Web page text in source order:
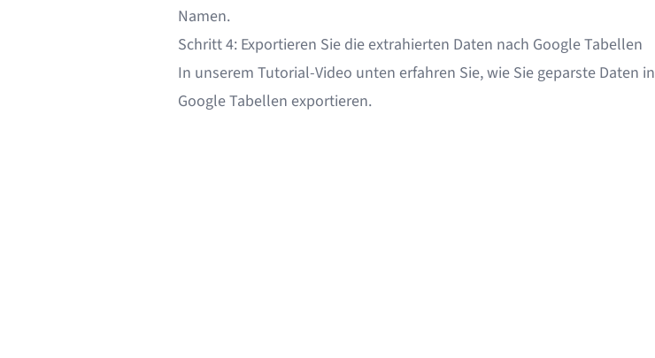
Namen.
Schritt 4: Exportieren Sie die extrahierten Daten nach Google Tabellen
In unserem Tutorial-Video unten erfahren Sie, wie Sie geparste Daten in
Google Tabellen exportieren.